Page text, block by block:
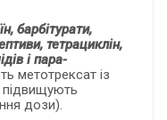
барбітурати,
тетрациклін,
і пара-
метотрексат із
підвищують
дози).